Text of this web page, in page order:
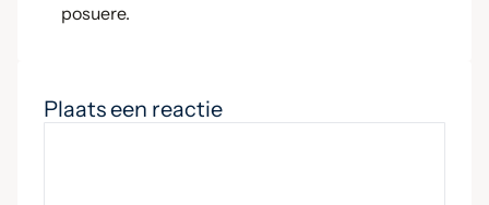
posuere.
Plaats een reactie